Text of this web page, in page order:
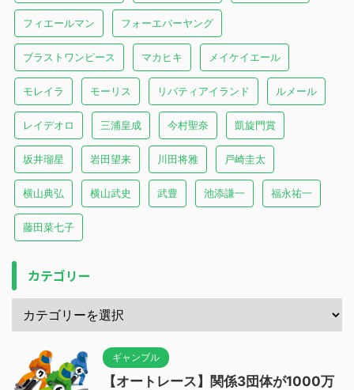
フィエールマン フォーエバーヤング
ブラストワンピース マカヒキ メイケイエール
モレイラ モーリス リバティアイランド ルメール
レイデオロ 三浦皇成 今村聖奈 凱旋門賞
坂井瑠星 岩田望来 川田将雅 戸崎圭太
横山典弘 横山武史 武豊 池添謙一 福永祐一
藤田菜七子
カテゴリー
ギャンブル
【オートレース】関係3団体が1000万